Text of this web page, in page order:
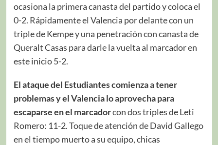
ocasiona la primera canasta del partido y coloca el
0-2. Rápidamente el Valencia por delante con un
triple de Kempe y una penetración con canasta de
Queralt Casas para darle la vuelta al marcador en
este inicio 5-2.
El ataque del Estudiantes comienza a tener
problemas y el Valencia lo aprovecha para
escaparse en el marcadorcon dos triples de Leti
Romero: 11-2. Toque de atención de David Gallego
en el tiempo muerto a su equipo, chicas